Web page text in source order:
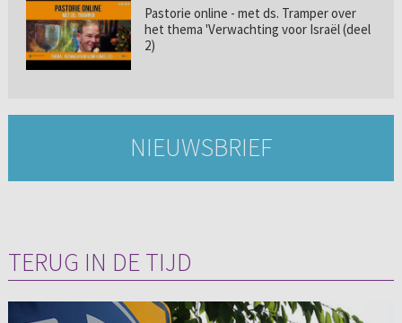
Pastorie online - met ds. Tramper over
het thema 'Verwachting voor Israël (deel
2)
NIEUWSBRIEF
TERUG IN DE TIJD